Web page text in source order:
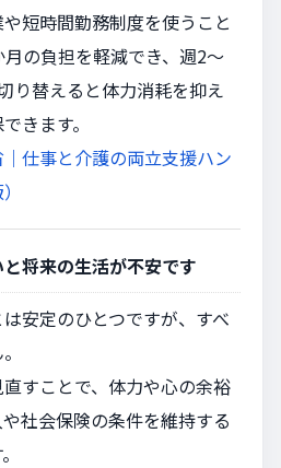
短時間勤務制度を使うこと
の負担を軽減でき、週2～
り替えると体力消耗を抑え
きます。
仕事と介護の両立支援ハン
将来の生活が不安です
安定のひとつですが、すべ
すことで、体力や心の余裕
社会保険の条件を維持する